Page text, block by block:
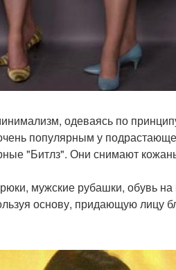
одеваясь по
популярным у
"Битлз". Они снимают
мужские рубашки, обувь
основу, придающую лицу